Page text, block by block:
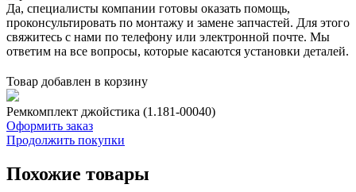
Да, специалисты компании готовы оказать помощь,
проконсультировать по монтажу и замене запчастей. Для этого
свяжитесь с нами по телефону или электронной почте. Мы
ответим на все вопросы, которые касаются установки деталей.
Товар добавлен в корзину
Ремкомплект джойстика (1.181-00040)
Оформить заказ
Продолжить покупки
Похожие товары